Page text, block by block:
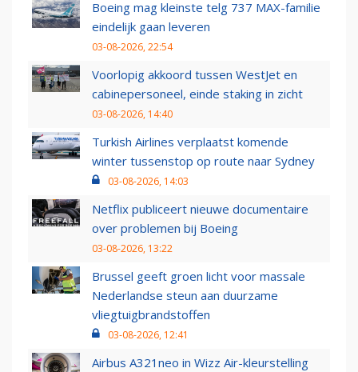
Boeing mag kleinste telg 737 MAX-familie
eindelijk gaan leveren
03-08-2026, 22:54
Voorlopig akkoord tussen WestJet en
cabinepersoneel, einde staking in zicht
03-08-2026, 14:40
Turkish Airlines verplaatst komende
winter tussenstop op route naar Sydney
03-08-2026, 14:03
Netflix publiceert nieuwe documentaire
over problemen bij Boeing
03-08-2026, 13:22
Brussel geeft groen licht voor massale
Nederlandse steun aan duurzame
vliegtuigbrandstoffen
03-08-2026, 12:41
Airbus A321neo in Wizz Air-kleurstelling